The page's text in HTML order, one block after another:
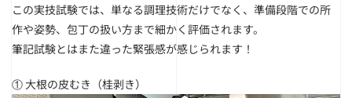
この実技試験では、単なる調理技術だけでなく、 準備段階での所
作や姿勢、包丁の扱い方まで細かく評価されます。
筆記試験とはまた違った緊張感が感じられます！
① 大根の皮むき（桂剥き）